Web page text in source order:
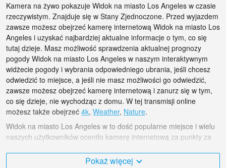
Kamera na żywo pokazuje Widok na miasto Los Angeles w czasie
rzeczywistym. Znajduje się w Stany Zjednoczone. Przed wyjazdem
zawsze możesz obejrzeć kamerę internetową Widok na miasto Los
Angeles i uzyskać najbardziej aktualne informacje o tym, co się
tutaj dzieje. Masz możliwość sprawdzenia aktualnej prognozy
pogody Widok na miasto Los Angeles w naszym interaktywnym
widżecie pogody i wybrania odpowiedniego ubrania, jeśli chcesz
odwiedzić to miejsce, a jeśli nie masz możliwości go odwiedzić,
zawsze możesz obejrzeć kamerę internetową i zanurz się w tym,
co się dzieje, nie wychodząc z domu. W tej transmisji online
możesz także obejrzeć 4k, Weather, Nature.
Widok na miasto Los Angeles w to dość popularne miejsce i wielu
naszych użytkowników oceniło kamerę internetową za punkty za
Stany Zjednoczone jest bardzo różnorodny i jest mnóstwo miejsc,
Pokaż więcej